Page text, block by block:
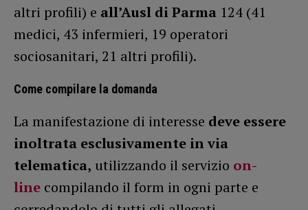
altri profili) e all’Ausl di Parma 124 (41
medici, 43 infermieri, 19 operatori
sociosanitari, 21 altri profili).
Come compilare la domanda
La manifestazione di interesse deve essere
inoltrata esclusivamente in via
telematica, utilizzando il servizio on-
line compilando il form in ogni parte e